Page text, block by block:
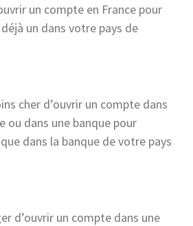
un compte en France pour
un dans votre pays de
cher d’ouvrir un compte dans
ou dans une banque pour
dans la banque de votre pays
d’ouvrir un compte dans une